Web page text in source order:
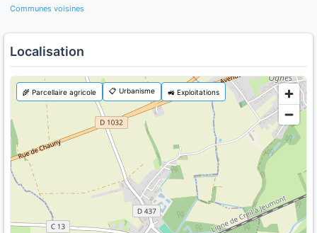
Communes voisines
Localisation
🌾 Parcellaire agricole 📋 Urbanisme 🚜 Exploitations